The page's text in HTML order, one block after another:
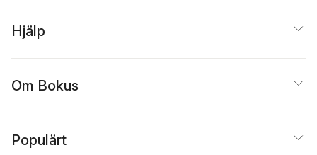
Hjälp
Om Bokus
Populärt